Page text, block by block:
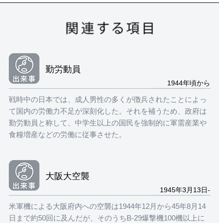
勤労動員
1944年頃から
戦時中の日本では、成人男性の多くが徴兵されたことによっ
て国内の労働力不足が深刻化した。それを補うため、政府は
勤労動員と称して、中学生以上の国民を強制的に軍需産業や
食糧増産などの労働に従事させた。
大阪大空襲
1945年3月13日-
米軍機による大阪府内への空襲は1944年12月から45年8月14
日まで約50回に及んだが、そのうちB-29爆撃機100機以上に